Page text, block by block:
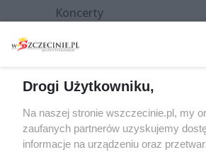
Koncerty
Spacery i oprowadzania
targi
Wernisaże
Więcej
Drogi Użytkowniku,
Na naszej stronie wszczecinie.pl, my
zaufanych partnerów uzyskujemy
informacje na urządzeniu oraz